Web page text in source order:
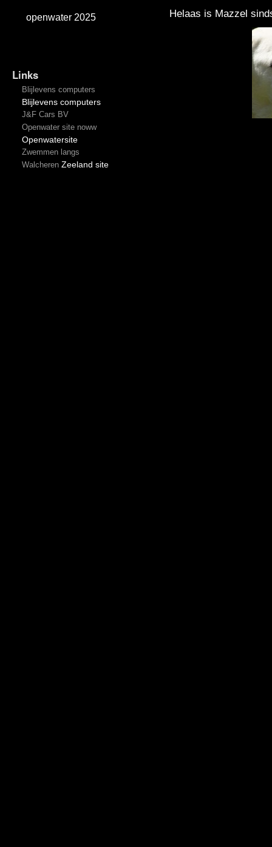
openwater 2025
Links
Blijlevens computers
Blijlevens computers
J&F Cars BV
Openwater site noww
Openwatersite
Zwemmen langs
WalcherenZeeland site
Helaas is Mazzel